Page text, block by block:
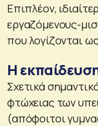
Επιπλέον,
εργαζόμενους-
που λογίζονται
Η
Σχετικά
φτώχειας των
(απόφοιτοι